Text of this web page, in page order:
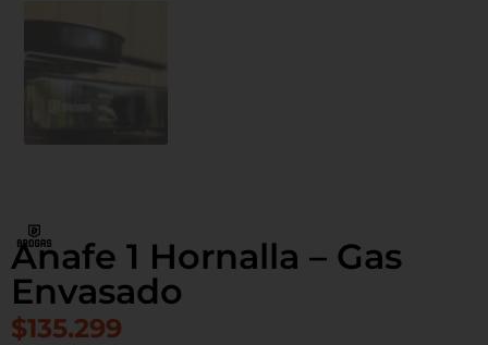
Anafe 1 Hornalla – Gas
Envasado
$135.299